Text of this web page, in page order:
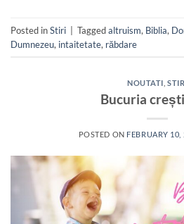
Posted inStiri Taggedaltruism, Biblia,
Dumnezeu, intaitetate, răbdare
NOUTATI ,
Bucuria
POSTED ON FEBRUARY 10,